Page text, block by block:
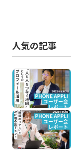
人気の記事